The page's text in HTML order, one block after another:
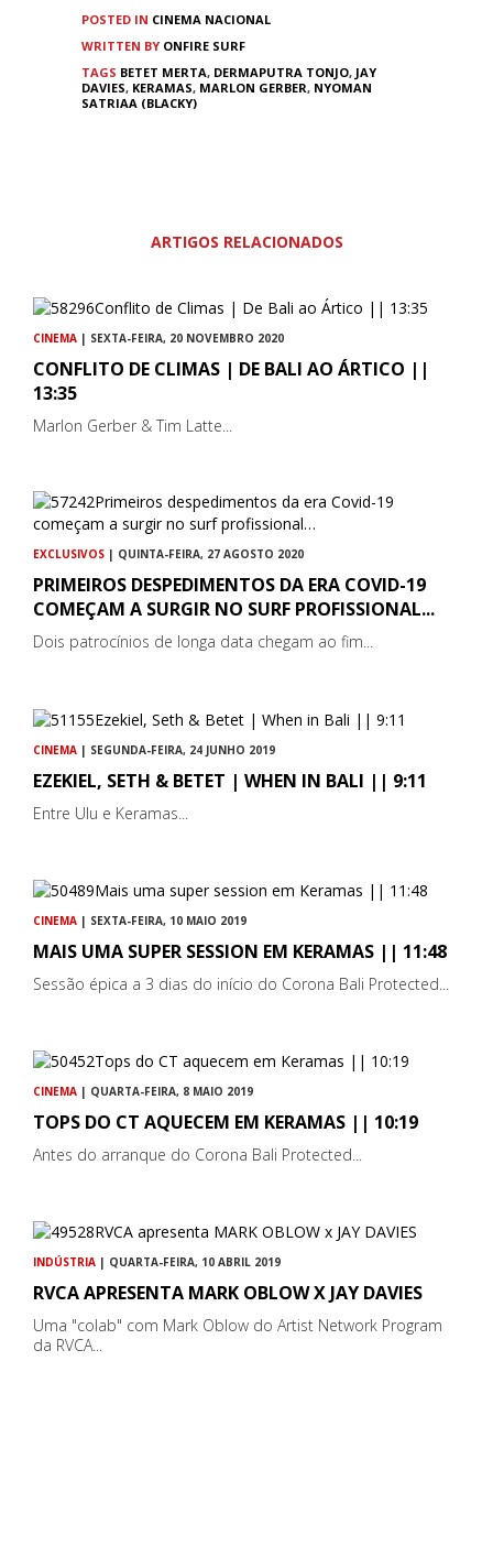
POSTED IN CINEMA NACIONAL
WRITTEN BY ONFIRE SURF
TAGS BETET MERTA, DERMAPUTRA TONJO, JAY
DAVIES, KERAMAS, MARLON GERBER, NYOMAN
SATRIAA (BLACKY)
ARTIGOS RELACIONADOS
CINEMA | SEXTA-FEIRA, 20 NOVEMBRO 2020
CONFLITO DE CLIMAS | DE BALI AO ÁRTICO ||
13:35
Marlon Gerber & Tim Latte...
EXCLUSIVOS | QUINTA-FEIRA, 27 AGOSTO 2020
PRIMEIROS DESPEDIMENTOS DA ERA COVID-19
COMEÇAM A SURGIR NO SURF PROFISSIONAL...
Dois patrocínios de longa data chegam ao fim...
CINEMA | SEGUNDA-FEIRA, 24 JUNHO 2019
EZEKIEL, SETH & BETET | WHEN IN BALI || 9:11
Entre Ulu e Keramas...
CINEMA | SEXTA-FEIRA, 10 MAIO 2019
MAIS UMA SUPER SESSION EM KERAMAS || 11:48
Sessão épica a 3 dias do início do Corona Bali Protected...
CINEMA | QUARTA-FEIRA, 8 MAIO 2019
TOPS DO CT AQUECEM EM KERAMAS || 10:19
Antes do arranque do Corona Bali Protected...
INDÚSTRIA | QUARTA-FEIRA, 10 ABRIL 2019
RVCA APRESENTA MARK OBLOW X JAY DAVIES
Uma "colab" com Mark Oblow do Artist Network Program
da RVCA...